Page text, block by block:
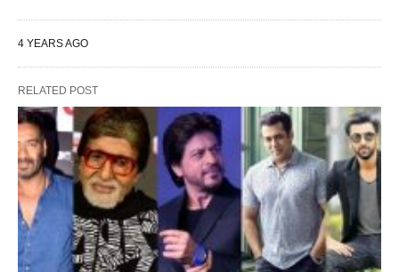
4 YEARS AGO
RELATED POST